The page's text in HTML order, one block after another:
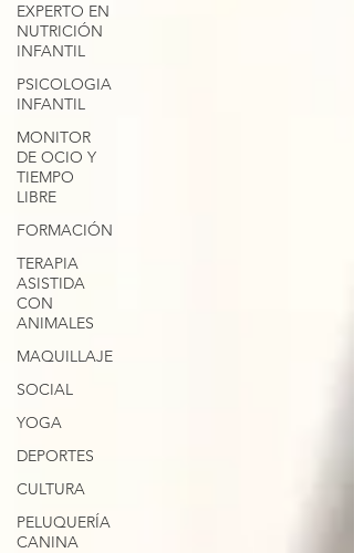
EXPERTO EN
NUTRICIÓN
INFANTIL
PSICOLOGIA
INFANTIL
MONITOR
DE OCIO Y
TIEMPO
LIBRE
FORMACIÓN
TERAPIA
ASISTIDA
CON
ANIMALES
MAQUILLAJE
SOCIAL
YOGA
DEPORTES
CULTURA
PELUQUERÍA
CANINA